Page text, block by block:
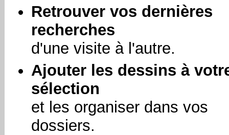
Retrouver vos dernières
recherches
d'une visite à l'autre.
Ajouter les dessins à
sélection
et les organiser dans vos
dossiers.